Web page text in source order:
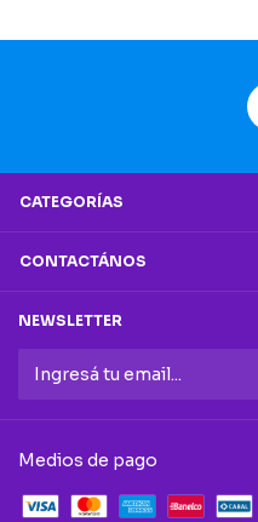
CATEGORÍAS
CONTACTÁNOS
NEWSLETTER
Medios de pago